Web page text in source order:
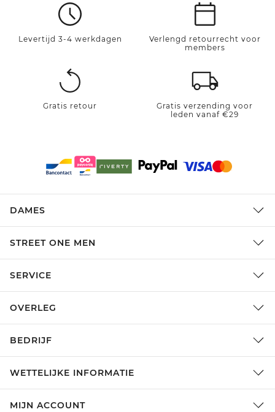
Levertijd 3-4 werkdagen
Verlengd retourrecht voor
members
Gratis retour
Gratis verzending voor
leden vanaf €29
DAMES
STREET ONE MEN
SERVICE
OVERLEG
BEDRIJF
WETTELIJKE INFORMATIE
MIJN ACCOUNT